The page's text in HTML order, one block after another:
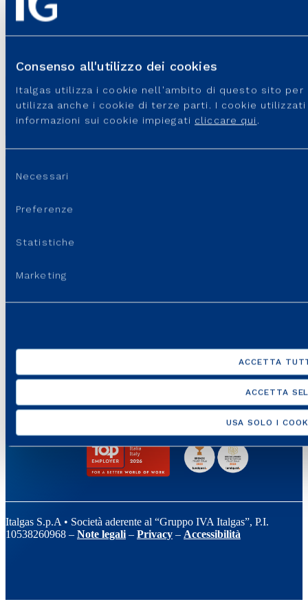
Consenso all'utilizzo dei cookies
Italgas utilizza i cookie nell'ambito di questo sito
utilizza anche i cookie di terze parti. I cookie
informazioni sui cookie impiegati cliccare qui
del
Necessari
Preferenze
Statistiche
Marketing
ACCETTA
ACCETTA
USA SOLO I
Gruppo Veolia complessivamente fino a 115 milioni di euro (in
termini di equity value), in parte subordinati al raggiungimento di
alcuni obiettivi delle società operative.
CS_Italgas closing con Veolia
SITI DEL GRUPPO
PORTALI E SITI UTILI
REGOLAZIONE
SUPPORTO
Italgas S.p.A • Società aderente al “Gruppo IVA Italgas”, P.I.
10538260968 – Note legali – Privacy – Accessibilità